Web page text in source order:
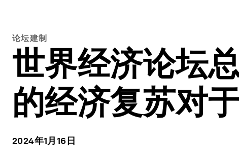
论坛建制
世界经济论坛
的经济复苏对
2024年1月16日